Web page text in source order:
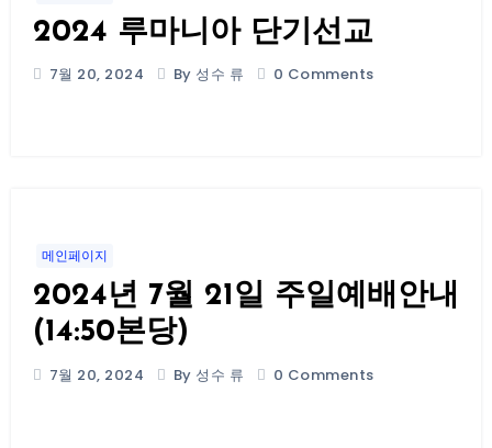
2024 루마니아 단기선교
7월 20, 2024 By 성수 류 0 Comments
메인페이지
2024년 7월 21일 주일예배안내
(14:50본당)
7월 20, 2024 By 성수 류 0 Comments